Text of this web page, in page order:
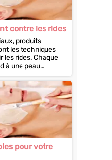
contre les rides
produits
les techniques
les rides. Chaque
à une peau
que...
pour votre